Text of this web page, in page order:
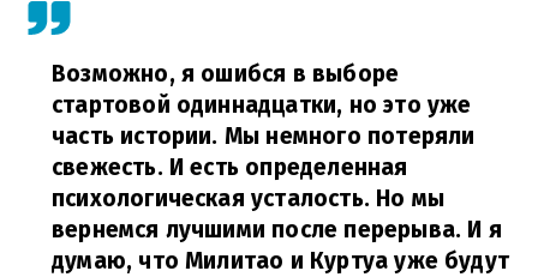
Возможно, я ошибся в выборе
стартовой одиннадцатки, но это уже
часть истории. Мы немного потеряли
свежесть. И есть определенная
психологическая усталость. Но мы
вернемся лучшими после перерыва. И я
думаю, что Милитао и Куртуа уже будут